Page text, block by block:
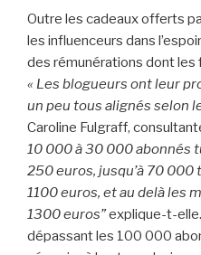
Outre les cadeaux offerts
les influenceurs dans
des rémunérations dont
« Les blogueurs ont leur
un peu tous alignés selon
Caroline Fulgraff,
10 000 à 30 000 abonnés
250 euros, jusqu’à 70
1100 euros, et au delà les
1300 euros”explique-t-
dépassant les 100 000